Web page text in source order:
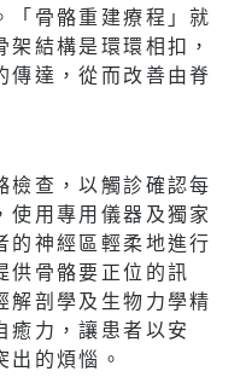
「骨骼重建療程」就
結構是環環相扣，
傳達，從而改善由脊
檢查，以觸診確認每
使用專用儀器及獨家
的神經區輕柔地進行
供骨骼要正位的訊
解剖學及生物力學精
癒力，讓患者以安
的煩惱。